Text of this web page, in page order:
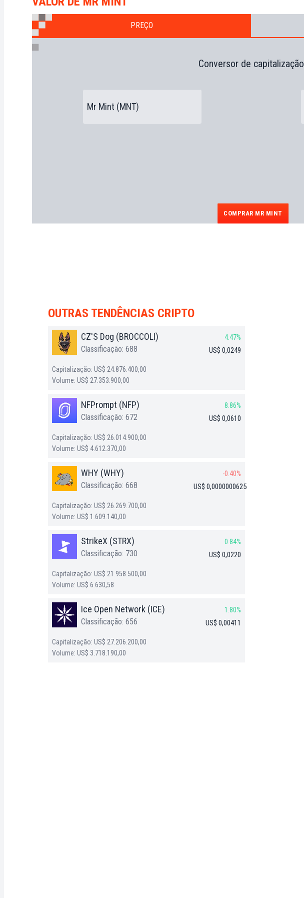
PREÇO
Conversor de capitalização
COMPRAR MR MINT
OUTRAS TENDÊNCIAS CRIPTO
CZ'S Dog (BROCCOLI)
Classificação: 688
4.47%
US$ 0,0249
Capitalização: US$ 24.876.400,00
Volume: US$ 27.353.900,00
NFPrompt (NFP)
Classificação: 672
8.86%
US$ 0,0610
Capitalização: US$ 26.014.900,00
Volume: US$ 4.612.370,00
WHY (WHY)
Classificação: 668
-0.40%
US$ 0,0000000625
Capitalização: US$ 26.269.700,00
Volume: US$ 1.609.140,00
StrikeX (STRX)
Classificação: 730
0.84%
US$ 0,0220
Capitalização: US$ 21.958.500,00
Volume: US$ 6.630,58
Ice Open Network (ICE)
Classificação: 656
1.80%
US$ 0,00411
Capitalização: US$ 27.206.200,00
Volume: US$ 3.718.190,00